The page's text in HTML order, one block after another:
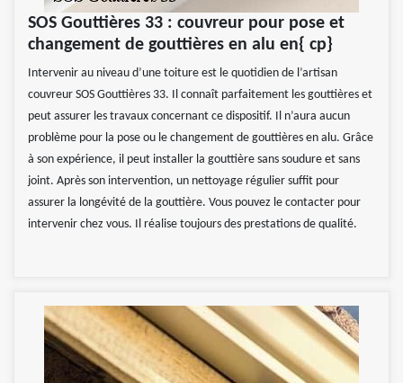
SOS Gouttières 33 : couvreur pour pose et
changement de gouttières en alu en{ cp}
Intervenir au niveau d’une toiture est le quotidien de l’artisan
couvreur SOS Gouttières 33. Il connaît parfaitement les gouttières et
peut assurer les travaux concernant ce dispositif. Il n’aura aucun
problème pour la pose ou le changement de gouttières en alu. Grâce
à son expérience, il peut installer la gouttière sans soudure et sans
joint. Après son intervention, un nettoyage régulier suffit pour
assurer la longévité de la gouttière. Vous pouvez le contacter pour
intervenir chez vous. Il réalise toujours des prestations de qualité.